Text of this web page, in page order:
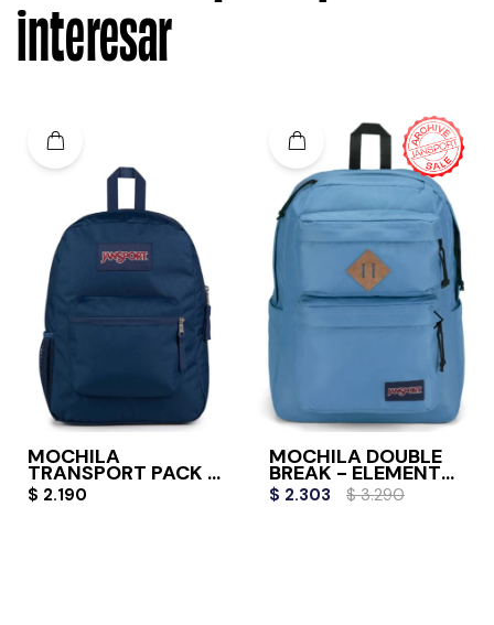
interesar
MOCHILA
TRANSPORT PACK -
NAVY
$ 2.190
MOCHILA DOUBLE
BREAK - ELEMENTAL
BLUE
$ 2.303 $ 3.290